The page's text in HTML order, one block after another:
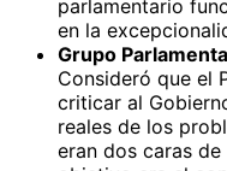
parlamentario
en la
Grupo
Consideró que el
criticar al
reales de los
eran dos caras